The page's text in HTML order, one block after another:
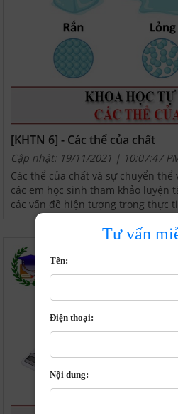
Tư vấn
Tên:
Điện thoại:
Nội dung:
[KHTN 6] - Các thể của chất
Cập nhật: 19/11/2021 | 10:07:47
Các thể của chất và sự chuyển
các em học sinh tham khảo luyện
các vấn đề hiện tượng trong thực